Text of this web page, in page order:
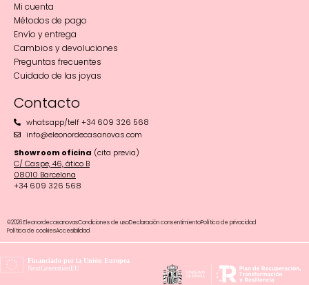
Mi cuenta
Métodos de pago
Envío y entrega
Cambios y devoluciones
Preguntas frecuentes
Cuidado de las joyas
Contacto
whatsapp/telf +34 609 326 568
info@eleonordecasanovas.com
Showroom oficina (cita previa)
C/ Caspe, 46, ático B
08010 Barcelona‬
+34 609 326 568
©2026 EleonordecasanovasCondiciones de usoDeclaración consentimientoPolítica de privacidad
Política de cookiesAccesibilidad